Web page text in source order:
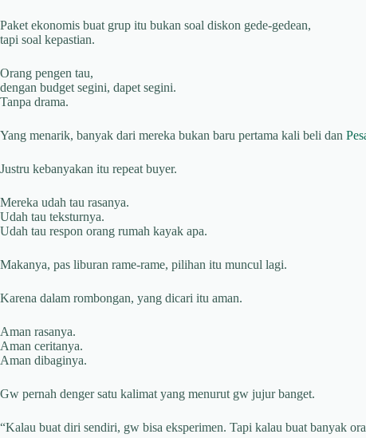
Paket ekonomis buat grup itu bukan soal diskon gede-gedean,
tapi soal kepastian.
Orang pengen tau,
dengan budget segini, dapet segini.
Tanpa drama.
Yang menarik, banyak dari mereka bukan baru pertama kali beli dan
Justru kebanyakan itu repeat buyer.
Mereka udah tau rasanya.
Udah tau teksturnya.
Udah tau respon orang rumah kayak apa.
Makanya, pas liburan rame-rame, pilihan itu muncul lagi.
Karena dalam rombongan, yang dicari itu aman.
Aman rasanya.
Aman ceritanya.
Aman dibaginya.
Gw pernah denger satu kalimat yang menurut gw jujur banget.
“Kalau buat diri sendiri, gw bisa eksperimen. Tapi kalau buat banyak